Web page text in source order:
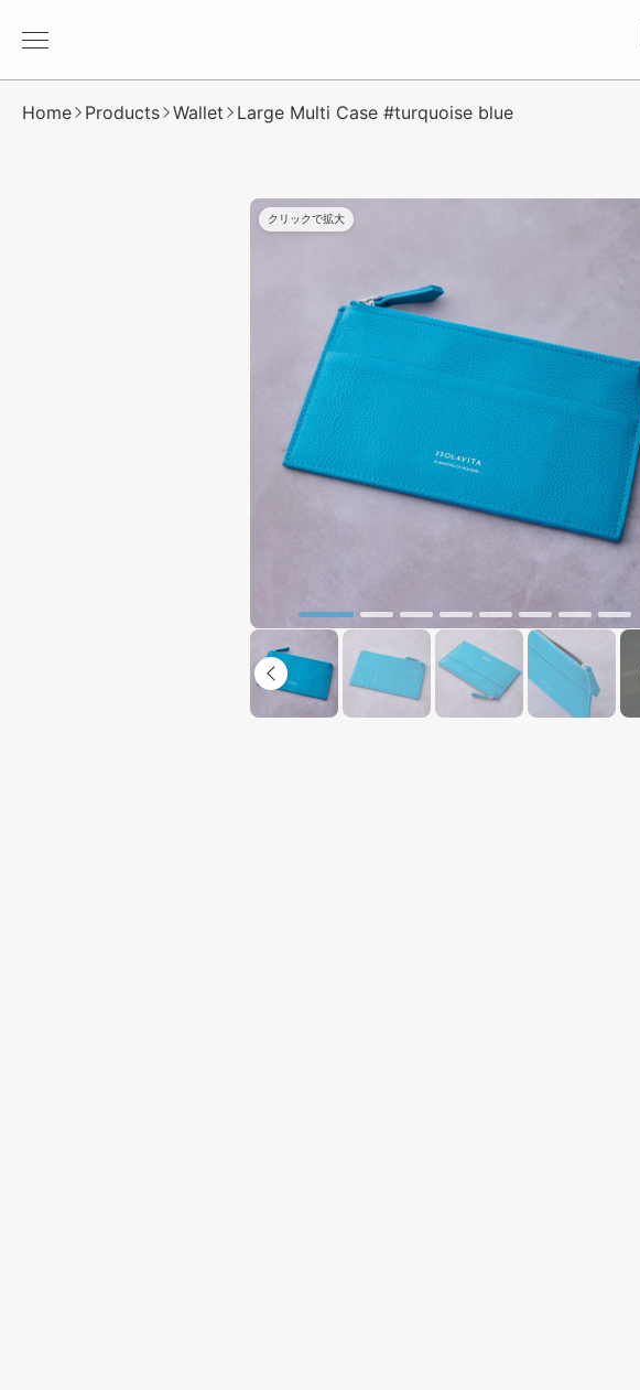
ニ
ー
Home Products Wallet Large Multi Case #turquoise blue
クリックで拡大